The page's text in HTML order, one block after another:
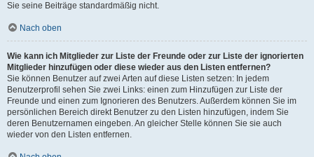
Sie seine Beiträge standardmäßig nicht.
Nach oben
Wie kann ich Mitglieder zur Liste der Freunde oder zur Liste der ignorierten
Mitglieder hinzufügen oder diese wieder aus den Listen entfernen?
Sie können Benutzer auf zwei Arten auf diese Listen setzen: In jedem
Benutzerprofil sehen Sie zwei Links: einen zum Hinzufügen zur Liste der
Freunde und einen zum Ignorieren des Benutzers. Außerdem können Sie im
persönlichen Bereich direkt Benutzer zu den Listen hinzufügen, indem Sie
deren Benutzernamen eingeben. An gleicher Stelle können Sie sie auch
wieder von den Listen entfernen.